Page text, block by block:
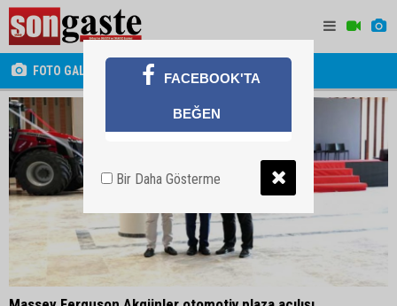
FOTO GALERİ FACEBOOK'TA
BEĞEN
Bir Daha Gösterme